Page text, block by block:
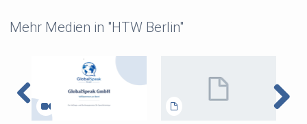
Mehr Medien in "HTW Berlin"